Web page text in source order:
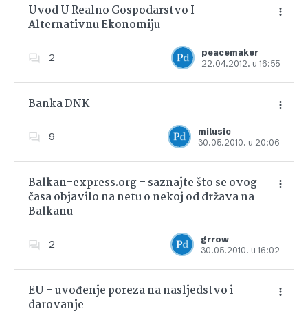
Uvod U Realno Gospodarstvo I
Alternativnu Ekonomiju
2
peacemaker
22.04.2012. u 16:55
Dodajte u favorite
Banka DNK
9
milusic
30.05.2010. u 20:06
Dodajte u favorite
Balkan-express.org – saznajte što se ovog
časa objavilo na netu o nekoj od država na
Balkanu
2
grrow
30.05.2010. u 16:02
EU – uvođenje poreza na nasljedstvo i
darovanje